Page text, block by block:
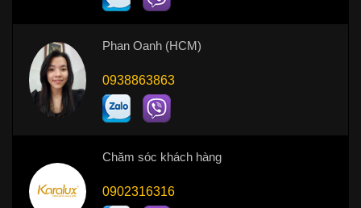
Phan Oanh (HCM)
0938863863
Chăm sóc khách hàng
0902316316